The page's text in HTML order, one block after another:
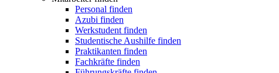
Personal finden
Azubi finden
Werkstudent finden
Studentische Aushilfe finden
Praktikanten finden
Fachkräfte finden